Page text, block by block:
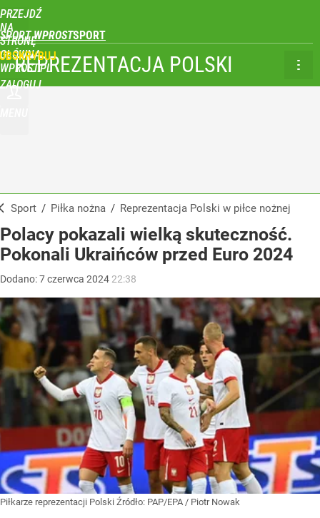
PRZEJDŹ
NA
STRONĘ
GŁÓWNĄ
WPROST.PL
SPORT WPROST
ZALOGUJ
REPREZENTACJA POLSKI
Sport / Piłka nożna / Reprezentacja Polski w piłce nożnej
Polacy pokazali wielką skuteczność.
Pokonali Ukraińców przed Euro 2024
Dodano:7czerwca 2024 22:38
Piłkarze reprezentacji Polski Źródło: PAP/EPA / Piotr Nowak